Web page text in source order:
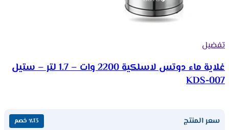
تفضيل
غلاية ماء دوتس لاسلكية 2200 وات – 1.7 لتر – ستيل
KDS-007
سعر المنتج ٪13 خصم